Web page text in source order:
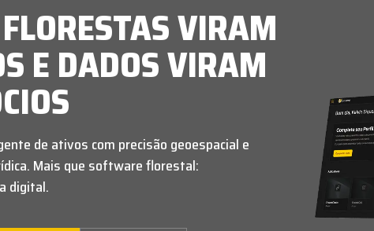
VIRAM
E DADOS VIRAM
de ativos com precisão geoespacial e
Mais que software florestal:
digital.